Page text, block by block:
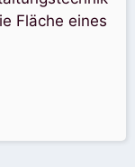
Fläche eines